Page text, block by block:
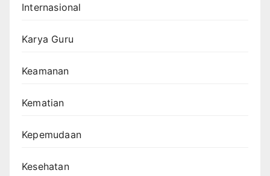
Internasional
Karya Guru
Keamanan
Kematian
Kepemudaan
Kesehatan